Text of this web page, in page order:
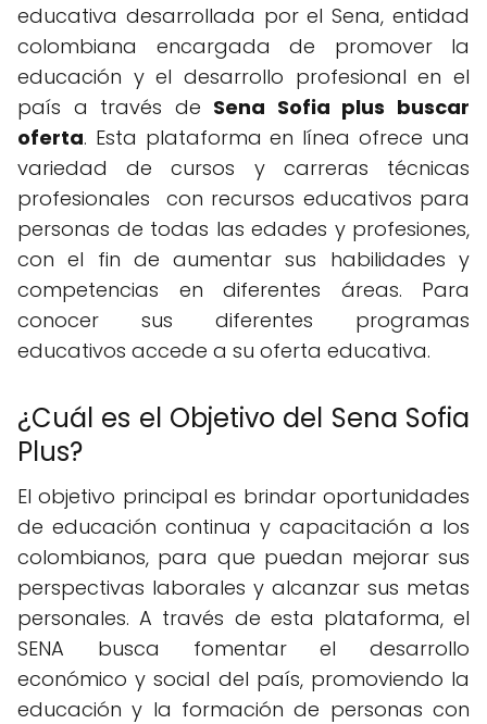
educativa desarrollada por el Sena, entidad
colombiana encargada de promover la
educación y el desarrollo profesional en el
país a través de Sena Sofia plus buscar
oferta. Esta plataforma en línea ofrece una
variedad de cursos y carreras técnicas
profesionales con recursos educativos para
personas de todas las edades y profesiones,
con el fin de aumentar sus habilidades y
competencias en diferentes áreas. Para
conocer sus diferentes programas
educativos accede a su oferta educativa.
¿Cuál es el Objetivo del Sena Sofia
Plus?
El objetivo principal es brindar oportunidades
de educación continua y capacitación a los
colombianos, para que puedan mejorar sus
perspectivas laborales y alcanzar sus metas
personales. A través de esta plataforma, el
SENA busca fomentar el desarrollo
económico y social del país, promoviendo la
educación y la formación de personas con